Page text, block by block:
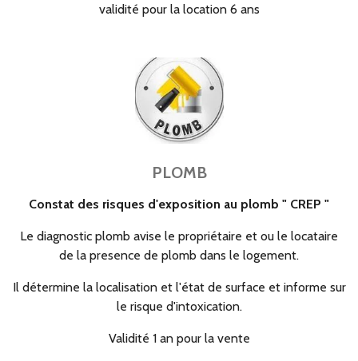
validité pour la location 6 ans
PLOMB
Constat des risques d'exposition au plomb " CREP "
Le diagnostic plomb avise le propriétaire et ou le locataire
de la presence de plomb dans le logement.
Il détermine la localisation et l'état de surface et informe sur
le risque d'intoxication.
Validité 1 an pour la vente